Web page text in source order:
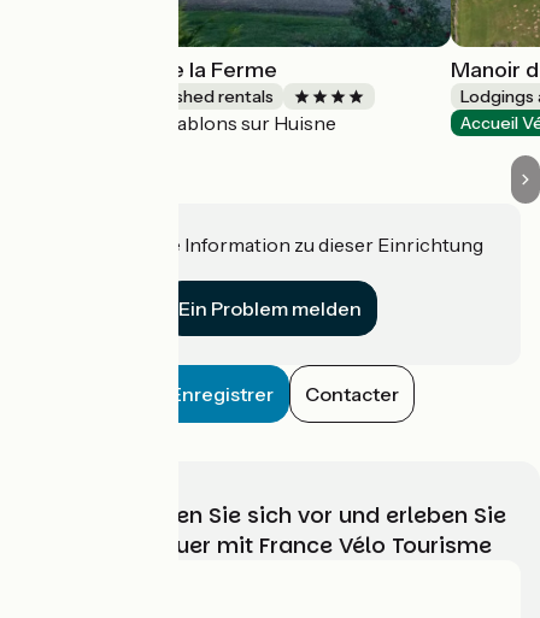
Gîte Les Clés de la Ferme
Lodgings and furnished rentals
Sablons sur Huisne
Manoir
Lodgings
Accueil
Haben Sie eine Information zu dieser Einrichtung
Ein Problem melden
Enregistrer Contacter
Wählen, bereiten Sie sich vor und erleben Sie
Ihr Radabenteuer mit France Vélo Tourisme